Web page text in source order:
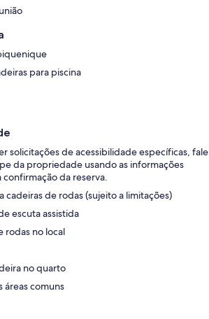
para piscina
solicitações de acessibilidade específicas, fale
da propriedade usando as informações
confirmação da reserva.
cadeiras de rodas (sujeito a limitações)
escuta assistida
rodas no local
no quarto
áreas comuns